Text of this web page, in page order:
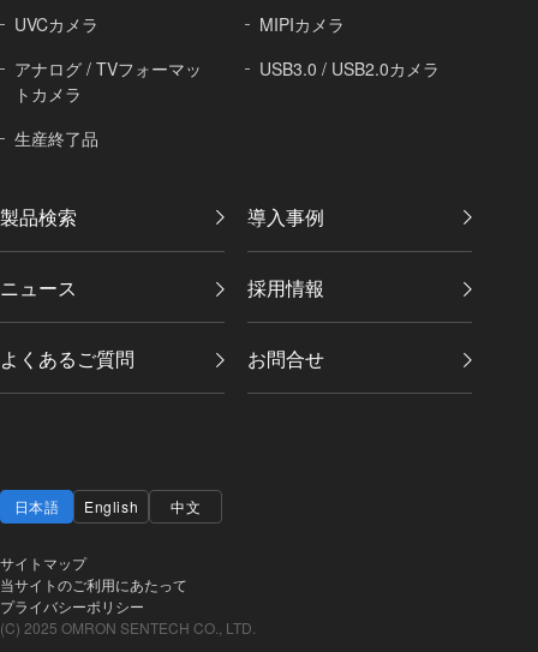
UVCカメラ
MIPIカメラ
アナログ / TVフォーマッ
トカメラ
USB3.0 / USB2.0カメラ
生産終了品
製品検索 導入事例
ニュース 採用情報
よくあるご質問 お問合せ
日本語 English 中文
サイトマップ
当サイトのご利用にあたって
プライバシーポリシー
(C) 2025 OMRON SENTECH CO., LTD.